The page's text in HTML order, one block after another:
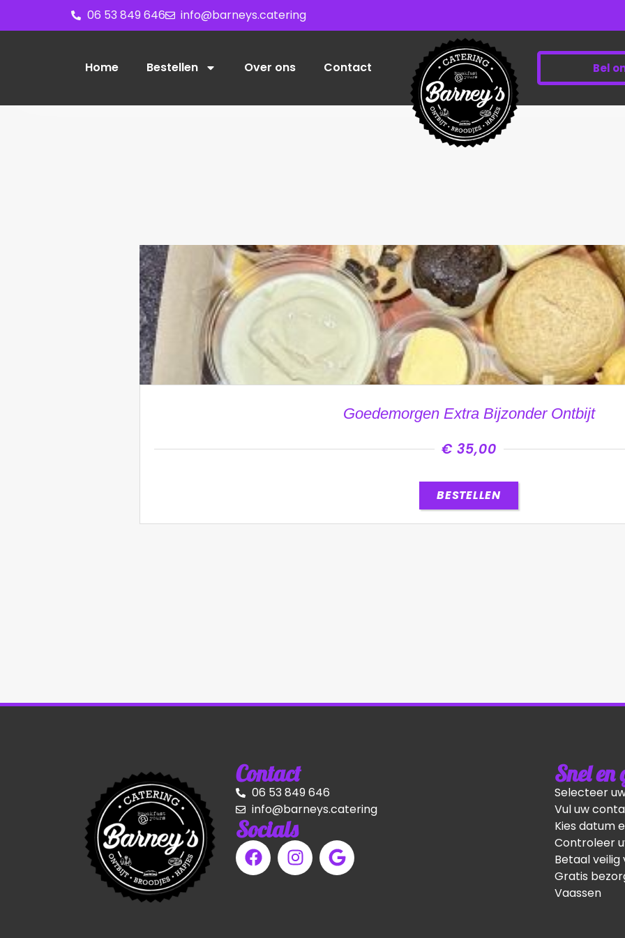
06 53 849 646 info@barneys.catering
Home Bestellen Over ons Contact Bel
Goedemorgen Extra Bijzonder Ontbijt
€35,00
BESTELLEN
Contact
06 53 849 646
info@barneys.catering
Socials
Snel
Selecteer
Vul uw
Kies datum
Controleer
Betaal veilig
Gratis
Vaassen